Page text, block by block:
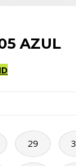
AZUL
29